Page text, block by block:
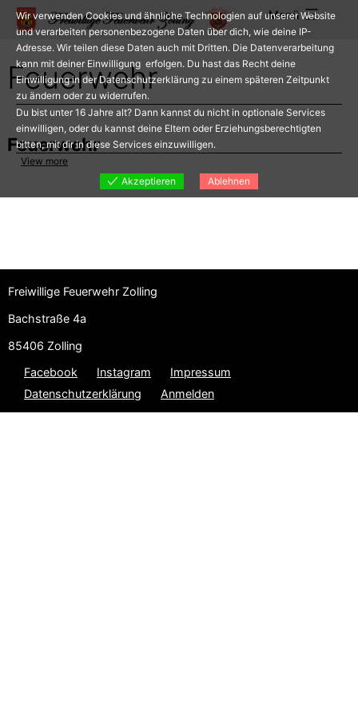
Zum
Inhalt
springen
Menü
Feuerwehr
Feuerwehr
Freiwillige Feuerwehr Zolling
Bachstraße 4a
85406 Zolling
Facebook
Instagram
Impressum
Datenschutzerklärung
Anmelden
Wir verwenden Cookies und ähnliche Technologien auf unserer Website
und verarbeiten personenbezogene Daten über dich, wie deine IP-
Adresse. Wir teilen diese Daten auch mit Dritten. Die Datenverarbeitung
kann mit deiner Einwilligung erfolgen. Du hast das Recht deine
Einwilligung in der Datenschutzerklärung zu einem späteren Zeitpunkt
zu ändern oder zu widerrufen.
Du bist unter 16 Jahre alt? Dann kannst du nicht in optionale Services
einwilligen, oder du kannst deine Eltern oder Erziehungsberechtigten
bitten, mit dir in diese Services einzuwilligen.
View more
Akzeptieren
Ablehnen